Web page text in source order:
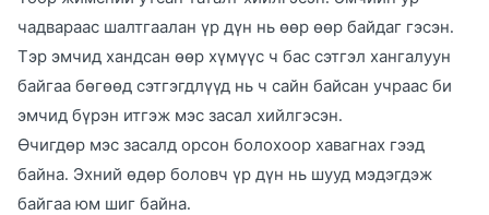
чадвараас шалтгаалан үр дүн нь өөр өөр байдаг гэсэн.
Тэр эмчид хандсан өөр хүмүүс ч бас сэтгэл хангалуун
байгаа бөгөөд сэтгэгдлүүд нь ч сайн байсан учраас би
эмчид бүрэн итгэж мэс засал хийлгэсэн.
Өчигдөр мэс засалд орсон болохоор хавагнах гээд
байна. Эхний өдөр боловч үр дүн нь шууд мэдэгдэж
байгаа юм шиг байна.